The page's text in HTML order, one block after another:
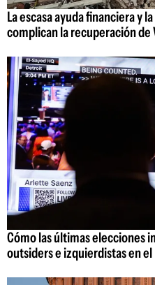
La escasa ayuda financiera y
complican la recuperación
Cómo las últimas elecciones
outsiders e izquierdistas en